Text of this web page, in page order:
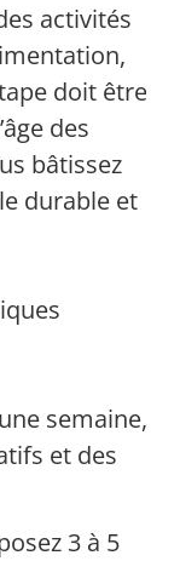
activités
doit être
des
bâtissez
durable et
semaine,
et des
3 à 5